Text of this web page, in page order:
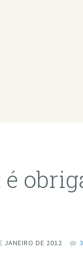
JANEIRO DE 2012